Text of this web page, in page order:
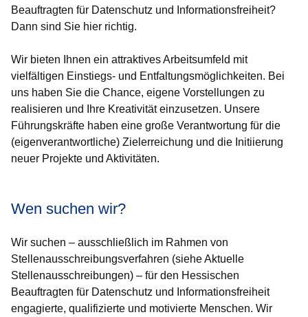
Beauftragten für Datenschutz und Informationsfreiheit?
Dann sind Sie hier richtig.
Wir bieten Ihnen ein attraktives Arbeitsumfeld mit
vielfältigen Einstiegs- und Entfaltungsmöglichkeiten. Bei
uns haben Sie die Chance, eigene Vorstellungen zu
realisieren und Ihre Kreativität einzusetzen. Unsere
Führungskräfte haben eine große Verantwortung für die
(eigenverantwortliche) Zielerreichung und die Initiierung
neuer Projekte und Aktivitäten.
Wen suchen wir?
Wir suchen – ausschließlich im Rahmen von
Stellenausschreibungsverfahren (siehe Aktuelle
Stellenausschreibungen) – für den Hessischen
Beauftragten für Datenschutz und Informationsfreiheit
engagierte, qualifizierte und motivierte Menschen. Wir